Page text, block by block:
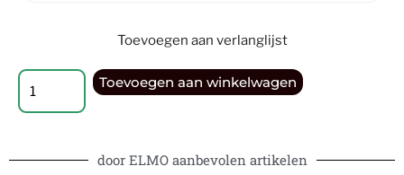
Toevoegen aan verlanglijst
Toevoegen aan winkelwagen
door ELMO aanbevolen artikelen